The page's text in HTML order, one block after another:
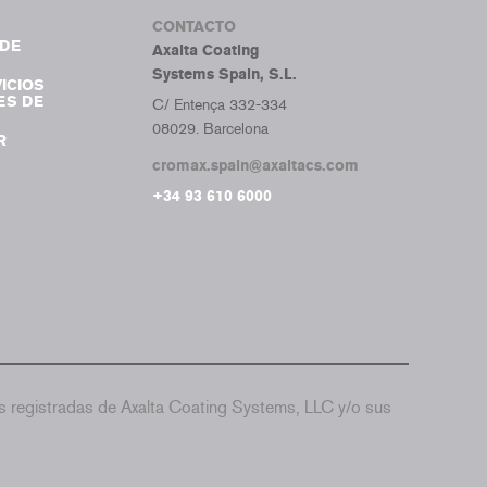
DE
CONTACTO
Axalta Coating
Systems Spain, S.L.
C/ Entença 332-334
08029. Barcelona
cromax.spain@axaltacs.com
+34 93 610 6000
de Axalta Coating Systems, LLC y/o sus